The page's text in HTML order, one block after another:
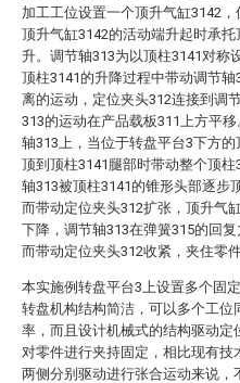
加工工位设置一个顶升气缸3142，
顶升气缸3142的活动端升起时承
升。调节轴313为以顶柱3141对称
顶柱3141的升降过程中带动调节
离的运动，定位夹头312连接到调
313的运动在产品载板311上方平
轴313上，当位于转盘平台3下方
顶到顶柱3141腿部时带动整个顶
轴313被顶柱3141的锥形头部逐步
而带动定位夹头312扩张，顶升气
下降，调节轴313在弹簧315的回
而带动定位夹头312收紧，夹住零件
本实施例转盘平台3上设置多个固
转盘机构结构简洁，可以多个工位
率，而且设计机械式的结构驱动定
对零件进行夹持固定，相比现有技
两侧分别驱动进行张合运动来说，